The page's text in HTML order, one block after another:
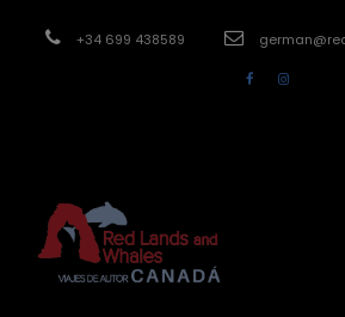
+34 699 438589